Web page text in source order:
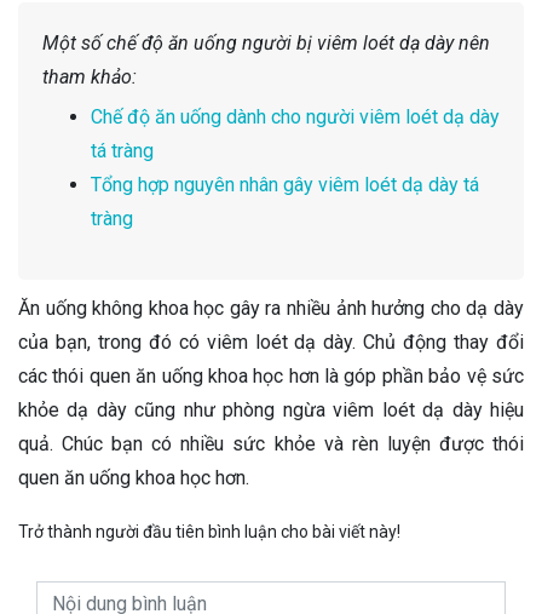
Một số chế độ ăn uống người bị viêm loét dạ dày nên
tham khảo:
Chế độ ăn uống dành cho người viêm loét dạ dày
tá tràng
Tổng hợp nguyên nhân gây viêm loét dạ dày tá
tràng
Ăn uống không khoa học gây ra nhiều ảnh hưởng cho dạ dày
của bạn, trong đó có viêm loét dạ dày. Chủ động thay đổi
các thói quen ăn uống khoa học hơn là góp phần bảo vệ sức
khỏe dạ dày cũng như phòng ngừa viêm loét dạ dày hiệu
quả. Chúc bạn có nhiều sức khỏe và rèn luyện được thói
quen ăn uống khoa học hơn.
Trở thành người đầu tiên bình luận cho bài viết này!